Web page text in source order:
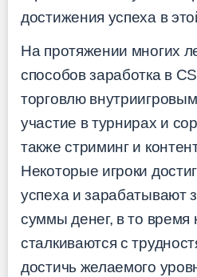
достижения успеха в
На протяжении многих
способов заработка в
торговлю
участие в турнирах и
также стриминг и
Некоторые игроки
успеха и зарабатывают
суммы денег, в то время
сталкиваются с
достичь желаемого